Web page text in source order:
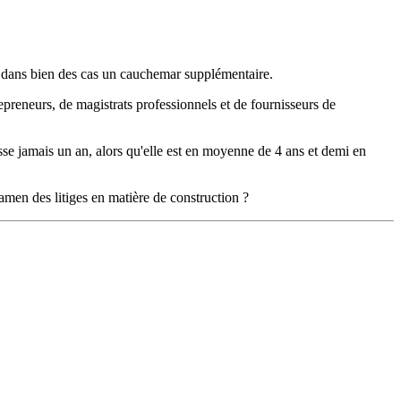
bien des cas un cauchemar supplémentaire.
de magistrats professionnels et de fournisseurs de
jamais un an, alors qu'elle est en moyenne de 4 ans et demi en
des litiges en matière de construction ?